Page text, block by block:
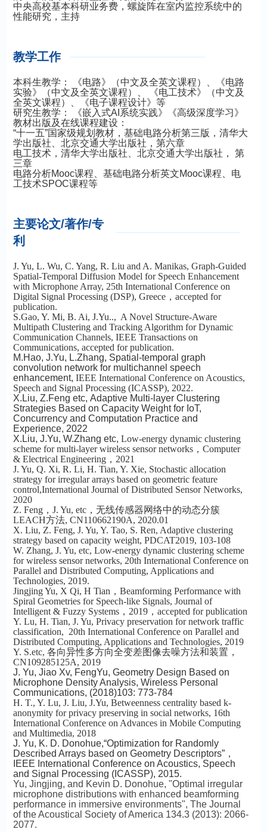
中央高校基本科研业务费，螺旋阵在室内监控系统中的
性能研究，主持
教学工作
本科生教学： 《电路》（中文及全英文课程）、
《电路
实验》（中文及全英文课程）、
《电工技术》（中文及
全英文课程）、《电子课程设计》等
研究生教学： 《嵌入式AI系统实践》《高级深度学习》
教材出版及在线课程建设：
“十一五”国家级规划教材，基础电路分析第三版，清华大
学出版社、北京交通大学出版社，第六章
电工技术，清华大学出版社、北京交通大学出版社， 第
三章
电路分析Mooc课程、基础电路分析英文Mooc课程、电
工技术SPOC课程等
主要论文/著作/专
利
J. Yu, L. Wu, C. Yang, R. Liu and A. Manikas, Graph-Guided
Spatial-Temporal Diffusion Model for Speech Enhancement
with Microphone Array, 25th International Conference on
Digital Signal Processing (DSP), Greece， accepted for
publication.
S.Gao, Y. Mi, B. Ai, J.Yu.., A Novel Structure-Aware
Multipath Clustering and Tracking Algorithm for Dynamic
Communication Channels, IEEE Transactions on
Communications, accepted for publication.
M.Hao, J.Yu, L.Zhang, Spatial-temporal graph
convolution network for multichannel speech
enhancement, IEEE International Conference on Acoustics,
Speech and Signal Processing (ICASSP), 2022.
X.Liu, Z.Feng etc, Adaptive Multi-layer Clustering
Strategies Based on Capacity Weight for IoT,
Concurrency and Computation Practice and
Experience, 2022
X.Liu, J.Yu, W.Zhang etc, Low-energy dynamic clustering
scheme for multi-layer wireless sensor networks，Computer
& Electrical Engineering，2021
J. Yu, Q. Xi, R. Li, H. Tian, Y. Xie, Stochastic allocation
strategy for irregular arrays based on geometric feature
control,International Journal of Distributed Sensor Networks,
2020
Z. Feng，J. Yu, etc，无线传感器网络中的动态分簇
LEACH方法, CN110662190A, 2020.01
X. Liu, Z. Feng, J. Yu, Y. Tao, S. Ren, Adaptive clustering
strategy based on capacity weight, PDCAT2019, 103-108
W. Zhang, J. Yu, etc, Low-energy dynamic clustering scheme
for wireless sensor networks, 20th International Conference on
Parallel and Distributed Computing, Applications and
Technologies, 2019.
Jingjing Yu, X Qi, H Tian，Beamforming Performance with
Spiral Geometries for Speech-like Signals, Journal of
Intelligent & Fuzzy Systems，2019，accepted for publication
Y. Lu, H. Tian, J. Yu, Privacy preservation for network traffic
classification, 20th International Conference on Parallel and
Distributed Computing, Applications and Technologies, 2019
Y. S.etc, 各向异性多方向全变差图像去噪方法和装置，
CN109285125A, 2019
J. Yu, Jiao Xv, FengYu, Geometry Design Based on
Microphone Density Analysis, Wireless Personal
Communications, (2018)103: 773-784
H. T., Y. Lu, J. Liu, J.Yu, Betweenness centrality based k-
anonymity for privacy preserving in social networks, 16th
International Conference on Advances in Mobile Computing
and Multimedia, 2018
J. Yu, K. D. Donohue,“Optimization for Randomly
Described Arrays based on Geometry Descriptors”，
IEEE International Conference on Acoustics, Speech
and Signal Processing (ICASSP), 2015.
Yu, Jingjing, and Kevin D. Donohue, "Optimal irregular
microphone distributions with enhanced beamforming
performance in immersive environments", The Journal
of the Acoustical Society of America 134.3 (2013): 2066-
2077.